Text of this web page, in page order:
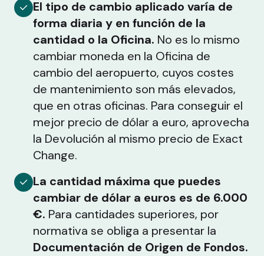
El tipo de cambio aplicado varía de
forma diaria y en función de la
cantidad o la Oficina. No es lo mismo
cambiar moneda en la Oficina de
cambio del aeropuerto, cuyos costes
de mantenimiento son más elevados,
que en otras oficinas. Para conseguir el
mejor precio de dólar a euro, aprovecha
la Devolución al mismo precio de Exact
Change.
La cantidad máxima que puedes
cambiar de dólar a euros es de 6.000
€. Para cantidades superiores, por
normativa se obliga a presentar la
Documentación de Origen de Fondos.